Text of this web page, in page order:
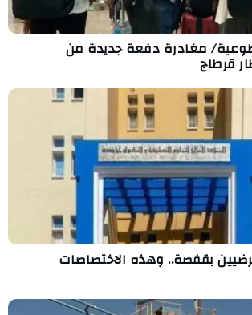
مغادرة دفعة جديدة من
قرطاج
بقفصة.. وهذه الاختصاصات